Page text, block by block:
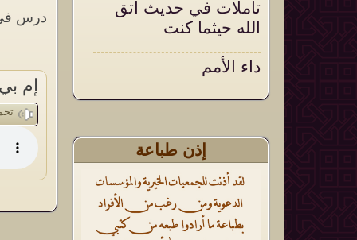
درس في
إم
تأملات في حديث اتق
الله حيثما كنت
داء الأمم
أثر الأذكار الشرعية في
إذن طباعة